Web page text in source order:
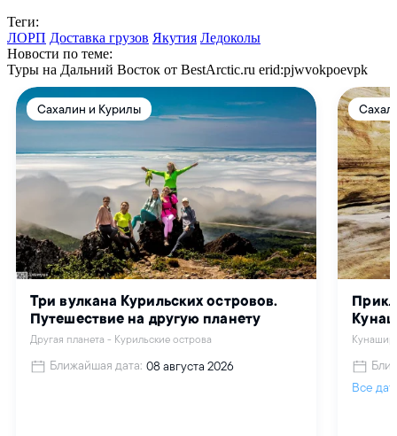
Теги:
ЛОРП Доставка грузов Якутия Ледоколы
Новости по теме:
Туры на Дальний Восток от BestArctic.ru erid:pjwvokpoevpk